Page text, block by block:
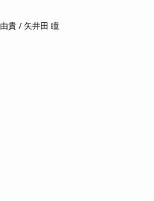
貴 / 矢井田 瞳